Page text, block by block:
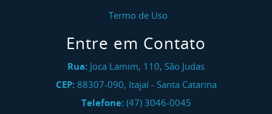
Termo de Uso
Entre em Contato
Rua: Joca Lamim, 110, São Judas
CEP: 88307-090, Itajaí- Santa Catarina
Telefone: (47) 3046-0045